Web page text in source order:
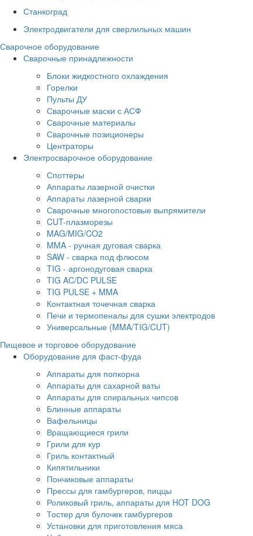
Станкоград
Электродвигатели для сверлильных машин
Сварочное оборудование
Сварочные принадлежности
Блоки жидкостного охлаждения
Горелки
Пульты ДУ
Сварочные маски с АСФ
Сварочные материалы
Сварочные позиционеры
Центраторы
Электросварочное оборудование
Споттеры
Аппараты лазерной очистки
Аппараты лазерной сварки
Сварочные многопостовые выпрямители
CUT-плазморезы
MAG/MIG/CO2
MMA - ручная дуговая сварка
SAW - сварка под флюсом
TIG - аргонодуговая сварка
TIG AC/DC PULSE
TIG PULSE + MMA
Контактная точечная сварка
Печи и термопеналы для сушки электродов
Универсальные (MMA/TIG/CUT)
Пищевое и торговое оборудование
Оборудование для фаст-фуда
Аппараты для попкорна
Аппараты для сахарной ваты
Аппараты для спиральных чипсов
Блинные аппараты
Вафельницы
Вращающиеся грили
Грили для кур
Гриль контактный
Кипятильники
Пончиковые аппараты
Прессы для гамбургеров, пиццы
Роликовый гриль, аппараты для HOT DOG
Тостер для булочек гамбургеров
Установки для приготовления мяса